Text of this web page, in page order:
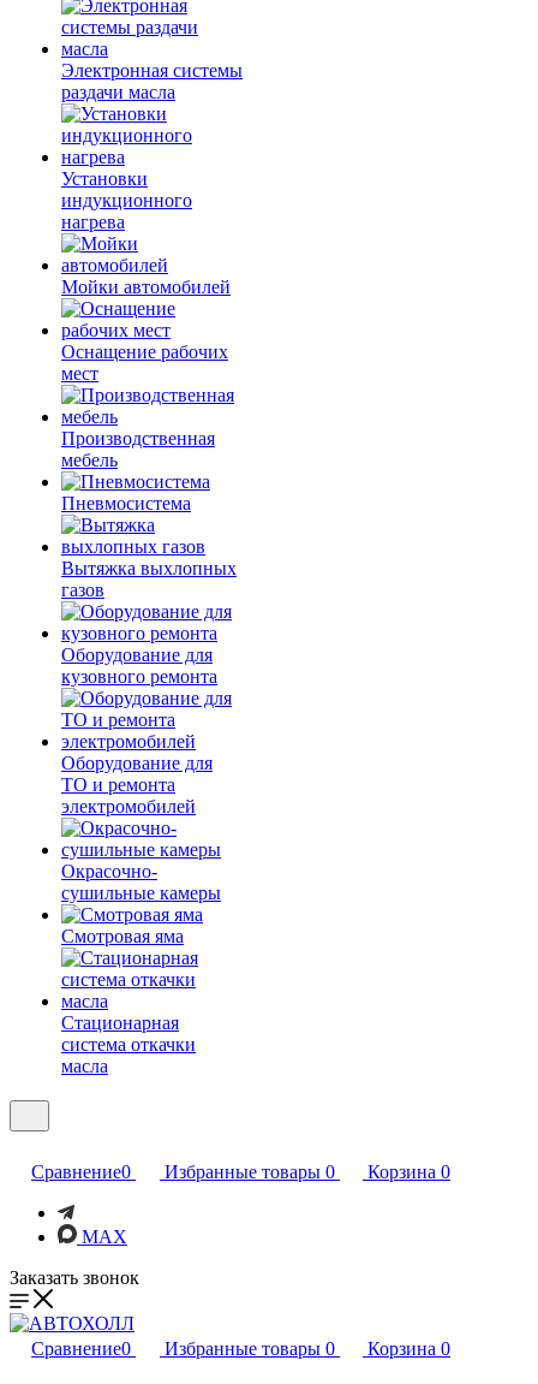
Электронная системы
раздачи масла
Установки
индукционного
нагрева
Мойки автомобилей
Оснащение рабочих
мест
Производственная
мебель
Пневмосистема
Вытяжка выхлопных
газов
Оборудование для
кузовного ремонта
Оборудование для
ТО и ремонта
электромобилей
Окрасочно-
сушильные камеры
Смотровая яма
Стационарная
система откачки
масла
Сравнение0 Избранные товары 0 Корзина 0
MAX
Заказать звонок
Сравнение0 Избранные товары 0 Корзина 0